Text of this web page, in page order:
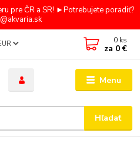
pre ČR a SR! ►Potrebujete poradiť?
Menu
Hľadať
0 ks
za 0 €